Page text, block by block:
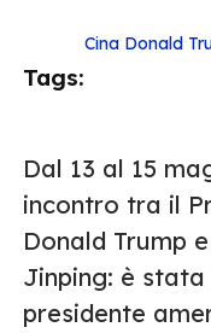
Tags:
Cina Donald
Dal 13 al 15
incontro tra il
Donald Trump
Jinping: è
presidente